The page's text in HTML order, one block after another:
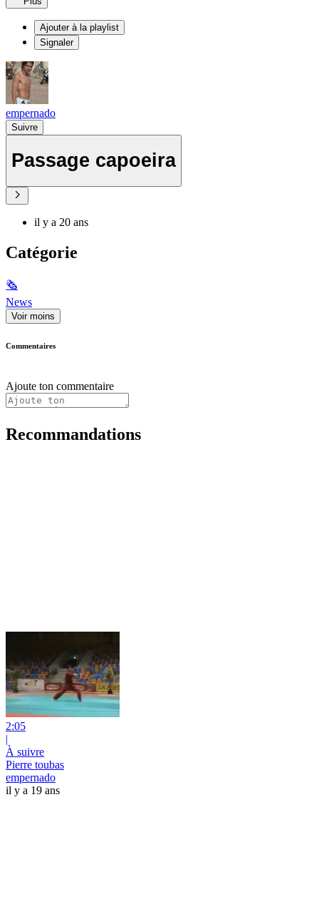
Ajouter à la playlist
Signaler
empernado
Suivre
Passage capoeira
il y a 20 ans
Catégorie
🗞
News
Voir moins
Commentaires
Ajoute ton commentaire
Recommandations
2:05
|
À suivre
Pierre toubas
empernado
il y a 19 ans